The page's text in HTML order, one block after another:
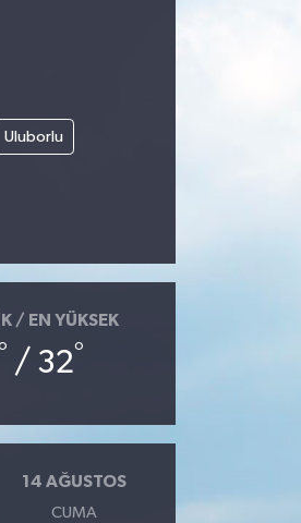
Uluborlu
/ EN YÜKSEK
/ 32°
14 AĞUSTOS
CUMA